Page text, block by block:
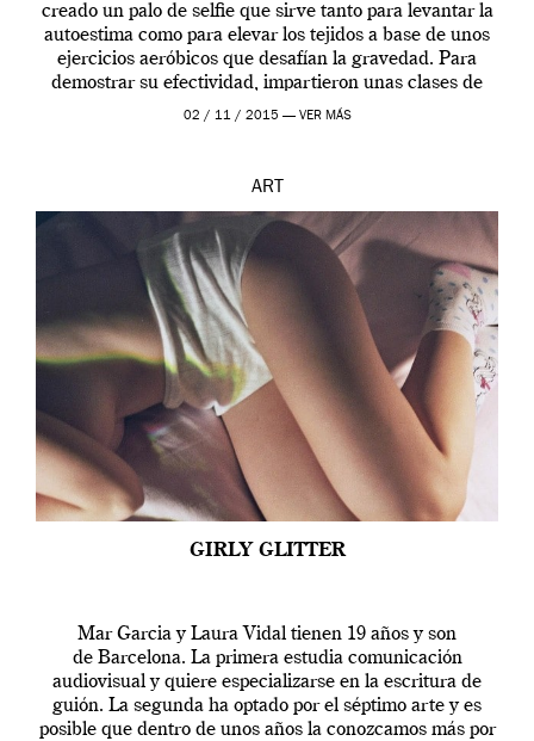
creado un palo de selfie que sirve tanto para levantar la
autoestima como para elevar los tejidos a base de unos
ejercicios aeróbicos que desafían la gravedad. Para
demostrar su efectividad, impartieron unas clases de
prueba en el Tate […]
02 / 11 / 2015 — VER MÁS
ART
GIRLY GLITTER
Mar Garcia y Laura Vidal tienen 19 años y son
de Barcelona. La primera estudia comunicación
audiovisual y quiere especializarse en la escritura de
guión. La segunda ha optado por el séptimo arte y es
posible que dentro de unos años la conozcamos más por